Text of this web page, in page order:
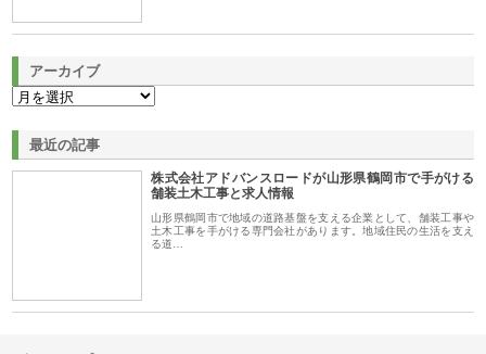
アーカイブ
最近の記事
株式会社アドバンスロードが山形県鶴岡市で手がける
舗装土木工事と求人情報
山形県鶴岡市で地域の道路基盤を支える企業として、舗装工事や
土木工事を手がける専門会社があります。地域住民の生活を支え
る道…